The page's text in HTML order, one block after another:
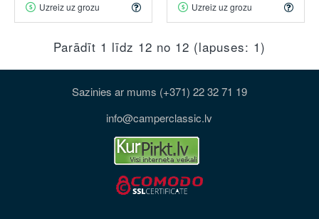
Uzreiz uz grozu Uzreiz uz grozu
Parādīt 1 līdz 12 no 12 (lapuses: 1)
Sazinies ar mums (+371) 22 32 71 19
info@camperclassic.lv